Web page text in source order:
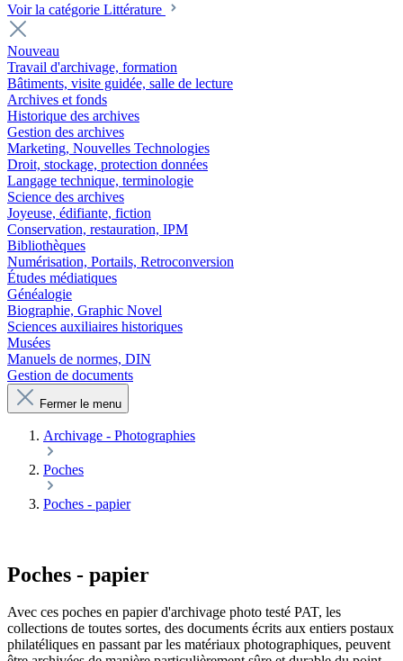
Voir la catégorie Littérature
Nouveau
Travail d'archivage, formation
Bâtiments, visite guidée, salle de lecture
Archives et fonds
Historique des archives
Gestion des archives
Marketing, Nouvelles Technologies
Droit, stockage, protection données
Langage technique, terminologie
Science des archives
Joyeuse, édifiante, fiction
Conservation, restauration, IPM
Bibliothèques
Numérisation, Portails, Retroconversion
Études médiatiques
Généalogie
Biographie, Graphic Novel
Sciences auxiliaires historiques
Musées
Manuels de normes, DIN
Gestion de documents
Fermer le menu
Archivage - Photographies
Poches
Poches - papier
Poches - papier
Avec ces poches en papier d'archivage photo testé PAT, les
collections de toutes sortes, des documents écrits aux entiers postaux
philatéliques en passant par les matériaux photographiques, peuvent